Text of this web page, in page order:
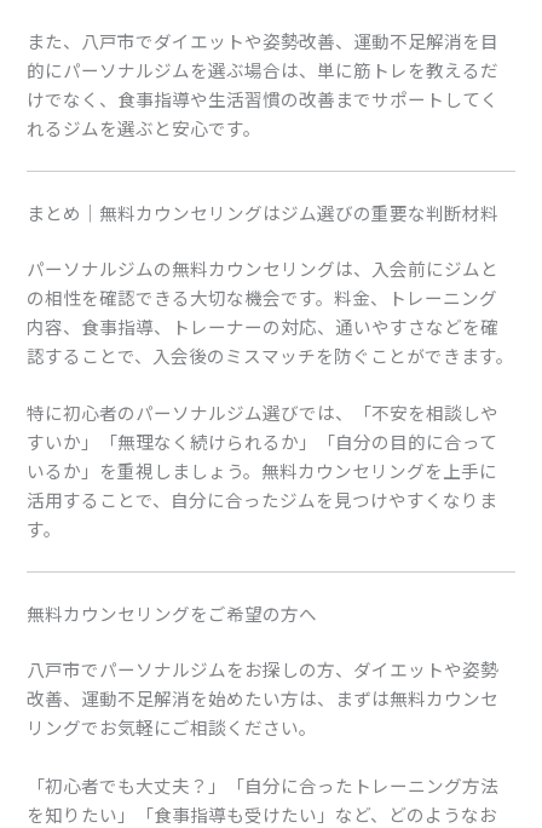
また、八戸市でダイエットや姿勢改善、運動不足解消を目
的にパーソナルジムを選ぶ場合は、単に筋トレを教えるだ
けでなく、食事指導や生活習慣の改善までサポートしてく
れるジムを選ぶと安心です。
まとめ｜無料カウンセリングはジム選びの重要な判断材料
パーソナルジムの無料カウンセリングは、入会前にジムと
の相性を確認できる大切な機会です。料金、トレーニング
内容、食事指導、トレーナーの対応、通いやすさなどを確
認することで、入会後のミスマッチを防ぐことができます。
特に初心者のパーソナルジム選びでは、「不安を相談しや
すいか」「無理なく続けられるか」「自分の目的に合って
いるか」を重視しましょう。無料カウンセリングを上手に
活用することで、自分に合ったジムを見つけやすくなりま
す。
無料カウンセリングをご希望の方へ
八戸市でパーソナルジムをお探しの方、ダイエットや姿勢
改善、運動不足解消を始めたい方は、まずは無料カウンセ
リングでお気軽にご相談ください。
「初心者でも大丈夫？」「自分に合ったトレーニング方法
を知りたい」「食事指導も受けたい」など、どのようなお